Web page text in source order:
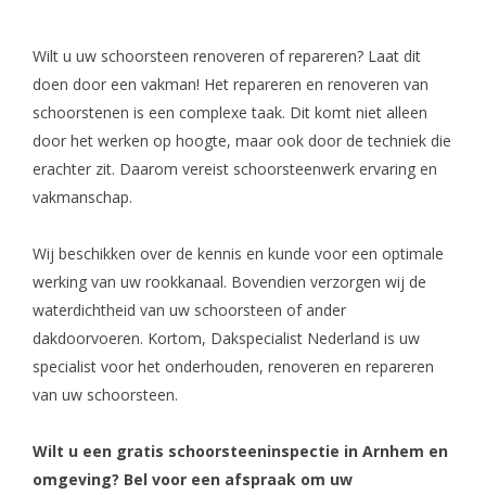
Wilt u uw schoorsteen renoveren of repareren? Laat dit
doen door een vakman! Het repareren en renoveren van
schoorstenen is een complexe taak. Dit komt niet alleen
door het werken op hoogte, maar ook door de techniek die
erachter zit. Daarom vereist schoorsteenwerk ervaring en
vakmanschap.
Wij beschikken over de kennis en kunde voor een optimale
werking van uw rookkanaal. Bovendien verzorgen wij de
waterdichtheid van uw schoorsteen of ander
dakdoorvoeren. Kortom, Dakspecialist Nederland is uw
specialist voor het onderhouden, renoveren en repareren
van uw schoorsteen.
Wilt u een gratis schoorsteeninspectie in Arnhem en
omgeving? Bel voor een afspraak om uw